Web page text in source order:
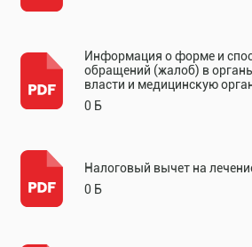
Информация о форме и
обращений (жалоб) в
власти и медицинскую
0 Б
Налоговый вычет на
0 Б